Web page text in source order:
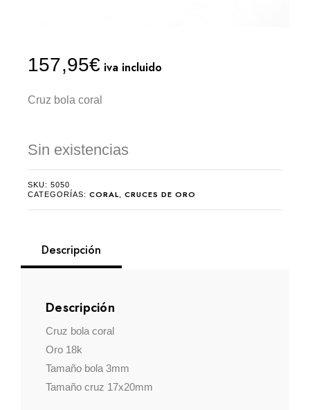
157,95€ iva incluido
Cruz bola coral
Sin existencias
SKU: 5050
CATEGORÍAS: CORAL CRUCES DE ORO
Descripción
Descripción
Cruz bola coral
Oro 18k
Tamaño bola 3mm
Tamaño cruz 17x20mm